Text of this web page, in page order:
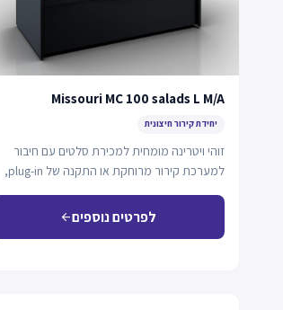
Missouri MC 100 salads L M/A
יחידת קירור חיצונית
זוהי ויטרינה מומחית למכירת סלטים עם חיבור
למערכת קירור מרוחקת או התקנה של plug-in,
לפרטים נוספיםarrow_back